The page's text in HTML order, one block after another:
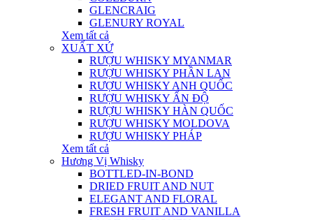
GLENCRAIG
GLENURY ROYAL
Xem tất cả
XUẤT XỨ
RƯỢU WHISKY MYANMAR
RƯỢU WHISKY PHẦN LAN
RƯỢU WHISKY ANH QUỐC
RƯỢU WHISKY ẤN ĐỘ
RƯỢU WHISKY HÀN QUỐC
RƯỢU WHISKY MOLDOVA
RƯỢU WHISKY PHÁP
Xem tất cả
Hương Vị Whisky
BOTTLED-IN-BOND
DRIED FRUIT AND NUT
ELEGANT AND FLORAL
FRESH FRUIT AND VANILLA